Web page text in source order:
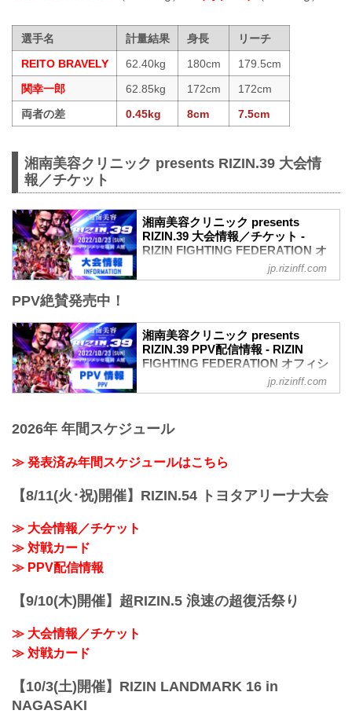
選手名 計量結果 身長
リーチ
REITO BRAVELY
62.40kg 180cm
179.5cm
関幸一郎
62.85kg 172cm
172cm
両者の差
0.45kg 8cm 7.5cm
湘南美容クリニック presents RIZIN.39 大会情
報／チケット
湘南美容クリニック presents
RIZIN.39 大会情報／チケット -
RIZIN FIGHTING FEDERATION オ
youtu.be
大会概要
名称
湘南美容クリニック presents RIZIN.39
終了予定時間
※試合内容、イベント進行によって終了
ご了承ください。
jp.rizinff.com
PPV絶賛発売中！
湘南美容クリニック presents
RIZIN.39 PPV配信情報 - RIZIN
FIGHTING FEDERATION オフィシ
RIZIN.39の各配信サービスのPPV配信チ
会場に来れない方はお好きな配信サービ
スで、湘南美容クリニック presents
RIZIN.38を全試合リアルタイムで視聴し
よう！
14:00〜 前売り¥5,000(税込)
当日¥5,500(税込) RIZIN S...
jp.rizinff.com
2026年 年間スケジュール
≫ 発表済み年間スケジュールはこちら
【8/11(火･祝)開催】RIZIN.54 トヨタアリーナ大会
≫ 大会情報／チケット
≫ 対戦カード
≫ PPV配信情報
【9/10(木)開催】超RIZIN.5 浪速の超復活祭り
≫ 大会情報／チケット
≫ 対戦カード
【10/3(土)開催】RIZIN LANDMARK 16 in
NAGASAKI